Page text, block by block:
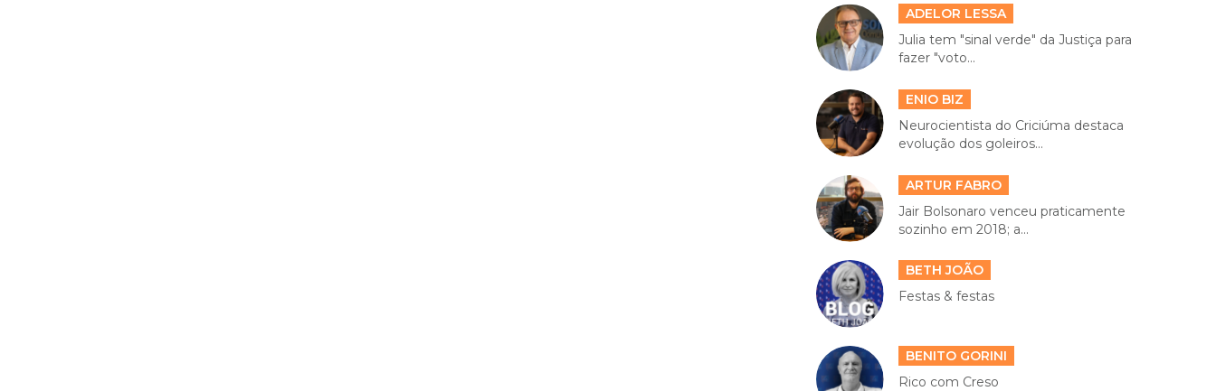
ADELOR LESSA
Julia tem "sinal verde" da Justiça para
fazer "voto...
ENIO BIZ
Neurocientista do Criciúma destaca
evolução dos goleiros...
ARTUR FABRO
Jair Bolsonaro venceu praticamente
sozinho em 2018; a...
BETH JOÃO
Festas & festas
BENITO GORINI
Rico com Creso